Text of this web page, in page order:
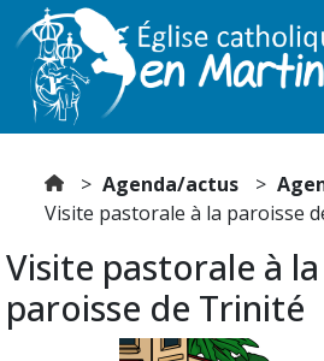
Agenda/actus
Visite pastorale à la paroisse
Visite pastorale à la
paroisse de Trinité